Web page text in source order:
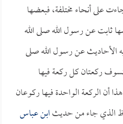
على أنحاء مختلفة، فبعضها
عن رسول الله صلى الله
الأحاديث عن رسول الله صلى
ركعتان كل ركعة فيها
أن الركعة الواحدة فيها ركوعان
الذي جاء من حديثابن عباس